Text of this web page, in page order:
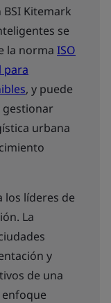
Kitemark
se
la norma ISO
para
, y puede
urbana
los líderes de
La
y
de una